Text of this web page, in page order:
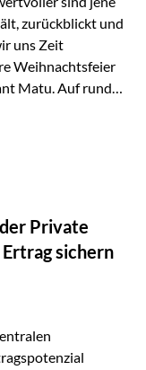
zurückblickt und
uns Zeit
Weihnachtsfeier
Matu. Auf rund
etwas, das im
guter Musik und
Private
sichern